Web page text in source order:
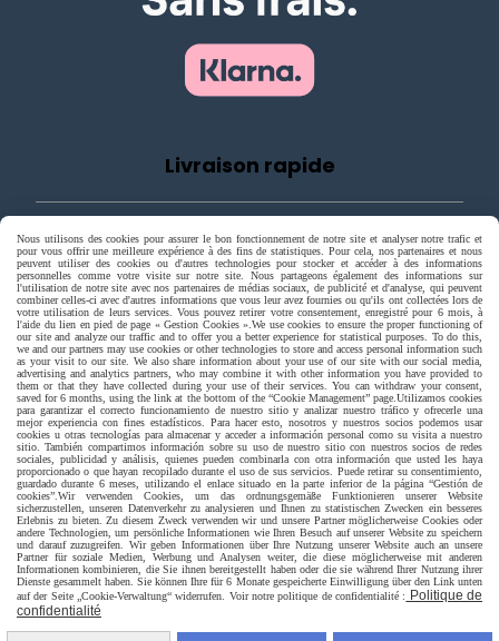
Livraison rapide
livraison à domicile France et union europeen
livraison en point relais France
Nous utilisons des cookies pour assurer le bon fonctionnement de notre site et analyser notre trafic et
pour vous offrir une meilleure expérience à des fins de statistiques. Pour cela, nos partenaires et nous
peuvent utiliser des cookies ou d'autres technologies pour stocker et accéder à des informations
personnelles comme votre visite sur notre site. Nous partageons également des informations sur
l'utilisation de notre site avec nos partenaires de médias sociaux, de publicité et d'analyse, qui peuvent
combiner celles-ci avec d'autres informations que vous leur avez fournies ou qu'ils ont collectées lors de
votre utilisation de leurs services. Vous pouvez retirer votre consentement, enregistré pour 6 mois, à
l'aide du lien en pied de page « Gestion Cookies ». We use cookies to ensure the proper functioning of
our site and analyze our traffic and to offer you a better experience for statistical purposes. To do this,
we and our partners may use cookies or other technologies to store and access personal information such
as your visit to our site. We also share information about your use of our site with our social media,
advertising and analytics partners, who may combine it with other information you have provided to
them or that they have collected during your use of their services. You can withdraw your consent,
saved for 6 months, using the link at the bottom of the “Cookie Management” page. Utilizamos cookies
para garantizar el correcto funcionamiento de nuestro sitio y analizar nuestro tráfico y ofrecerle una
mejor experiencia con fines estadísticos. Para hacer esto, nosotros y nuestros socios podemos usar
cookies u otras tecnologías para almacenar y acceder a información personal como su visita a nuestro
sitio. También compartimos información sobre su uso de nuestro sitio con nuestros socios de redes
sociales, publicidad y análisis, quienes pueden combinarla con otra información que usted les haya
proporcionado o que hayan recopilado durante el uso de sus servicios. Puede retirar su consentimiento,
guardado durante 6 meses, utilizando el enlace situado en la parte inferior de la página “Gestión de
cookies”. Wir verwenden Cookies, um das ordnungsgemäße Funktionieren unserer Website
sicherzustellen, unseren Datenverkehr zu analysieren und Ihnen zu statistischen Zwecken ein besseres
Erlebnis zu bieten. Zu diesem Zweck verwenden wir und unsere Partner möglicherweise Cookies oder
andere Technologien, um persönliche Informationen wie Ihren Besuch auf unserer Website zu speichern
und darauf zuzugreifen. Wir geben Informationen über Ihre Nutzung unserer Website auch an unsere
Partner für soziale Medien, Werbung und Analysen weiter, die diese möglicherweise mit anderen
Informationen kombinieren, die Sie ihnen bereitgestellt haben oder die sie während Ihrer Nutzung ihrer
Dienste gesammelt haben. Sie können Ihre für 6 Monate gespeicherte Einwilligung über den Link unten
auf der Seite „Cookie-Verwaltung“ widerrufen. Voir notre politique de confidentialité :
Politique de
confidentialité